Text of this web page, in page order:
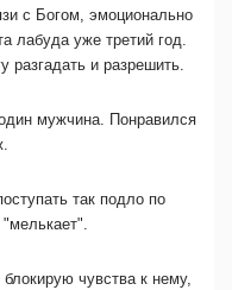
с Богом, эмоционально
лабуда уже третий год.
разгадать и разрешить.
мужчина. Понравился
так подло по
чувства к нему,